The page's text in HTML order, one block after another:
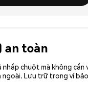
an toàn
chuột mà không cần
Lưu trữ trong ví